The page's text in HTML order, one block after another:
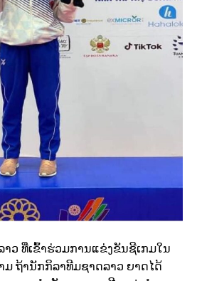
ວ ທີ່ເຂົ້າຮ່ວມການແຂ່ງຂັນຊີເກມໃນ
ມ ຖ້ານັກກິລາທີມຊາດລາວ ຍາດໄດ້